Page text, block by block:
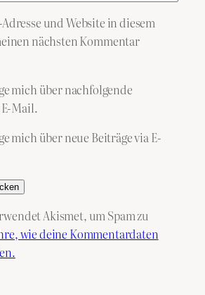
und Website in diesem
nächsten Kommentar
mich über nachfolgende
Mail.
mich über neue Beiträge via E-
Akismet, um Spam zu
wie deine Kommentardaten